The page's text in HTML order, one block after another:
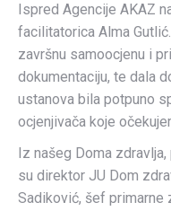
Ispred Agencije AKAZ
facilitatorica Alma
završnu samoocjenu i
dokumentaciju, te dala
ustanova bila potpuno
ocjenjivača koje
Iz našeg Doma
su direktor JU Dom
Sadiković, šef